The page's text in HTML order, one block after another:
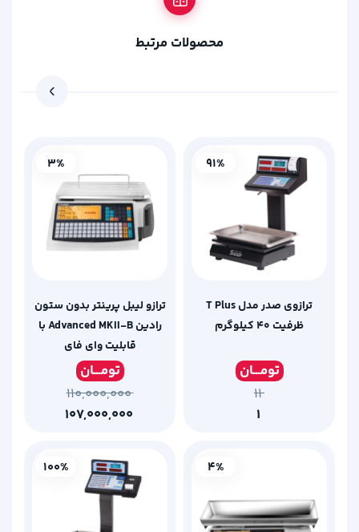
محصولات مرتبط
ترازوی صدر مدل T Plus
ظرفیت 40 کیلوگرم
تومـــان
۱۱
91%
ترازو لیبل پرینتر بدون ستون
رادین Advanced MKII-B با
قابلیت وای فای
تومـــان
۱۱۰,۰۰۰,۰۰۰
3%
4%
100%